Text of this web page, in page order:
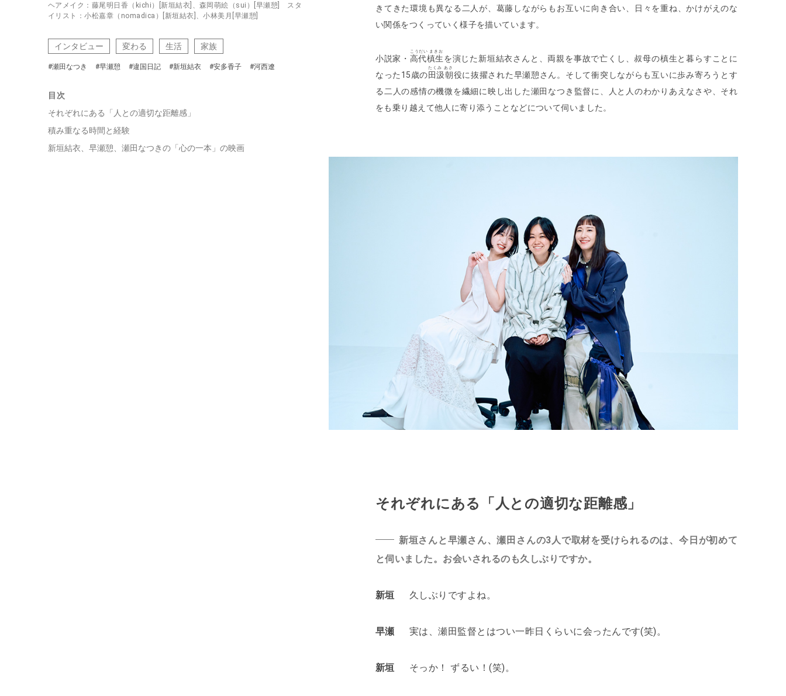
ヘアメイク：藤尾明日香（kichi）[新垣結衣]、森岡萌絵（sui）[早瀬憩] スタ
イリスト：小松嘉章（nomadica）[新垣結衣]、小林美月[早瀬憩]
インタビュー 変わる 生活 家族
#瀬田なつき #早瀬憩 #違国日記 #新垣結衣 #安多香子 #河西遼
目次
それぞれにある「人との適切な距離感」
積み重なる時間と経験
新垣結衣、早瀬憩、瀬田なつきの「心の一本」の映画
きてきた環境も異なる二人が、葛藤しながらもお互いに向き合い、日々を重ね、かけがえのな
い関係をつくっていく様子を描いています。
小説家・ 高代槙生
こうだい まきお
を演じた新垣結衣さんと、両親を事故で亡くし、叔母の槙生と暮らすことに
なった15歳の田汲朝
たくみ あさ
役に抜擢された早瀬憩さん。そして衝突しながらも互いに歩み寄ろうとす
る二人の感情の機微を繊細に映し出した瀬田なつき監督に、人と人のわかりあえなさや、それ
をも乗り越えて他人に寄り添うことなどについて伺いました。
それぞれにある「人との適切な距離感」
新垣さんと早瀬さん、瀬田さんの3人で取材を受けられるのは、今日が初めて
と伺いました。お会いされるのも久しぶりですか。
新垣 久しぶりですよね。
早瀬 実は、瀬田監督とはつい一昨日くらいに会ったんです(笑)。
新垣 そっか！ ずるい！(笑)。